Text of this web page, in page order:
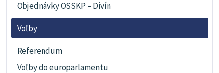
Objednávky OSSKP – Divín
Voľby
Referendum
Voľby do europarlamentu